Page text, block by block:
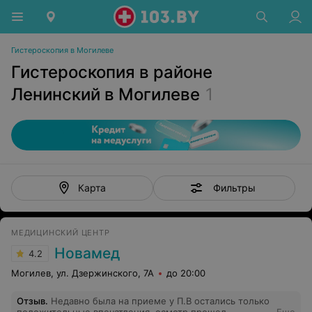
Гистероскопия в Могилеве
Гистероскопия в районе
Ленинский в Могилеве 1
Карта Фильтры
МЕДИЦИНСКИЙ ЦЕНТР
4.2 Новамед
Могилев, ул. Дзержинского, 7А до 20:00
Отзыв. Недавно была на приеме у П.В остались только